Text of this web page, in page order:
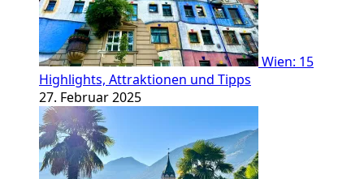
Wien: 15
Highlights, Attraktionen und Tipps
27. Februar 2025